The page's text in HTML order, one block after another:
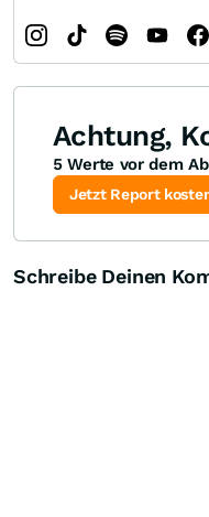
Achtung,
5 Werte vor dem
Jetzt Report
Schreibe Deinen